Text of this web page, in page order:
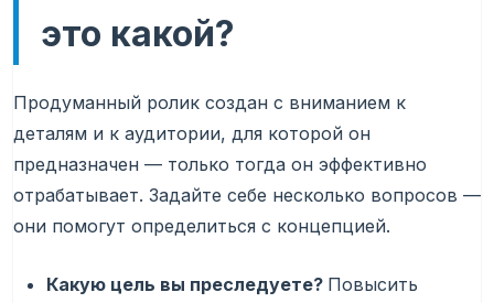
это какой?
Продуманный ролик создан с вниманием к
деталям и к аудитории, для которой он
предназначен — только тогда он эффективно
отрабатывает. Задайте себе несколько вопросов —
они помогут определиться с концепцией.
Какую цель вы преследуете? Повысить